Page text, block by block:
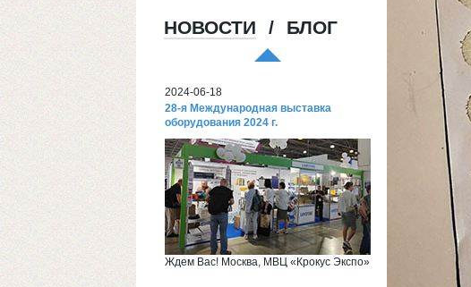
НОВОСТИ / БЛОГ
Хорошая пленка для ламинации, для
хороших клиентов!
2024-06-18
28-я Международная выставка
оборудования 2024 г.
Ждем Вас! Москва, МВЦ «Крокус Экспо»